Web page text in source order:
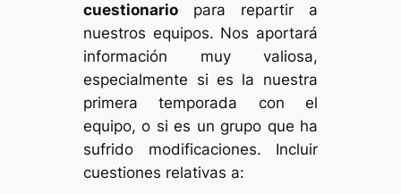
cuestionario para repartir a
nuestros equipos. Nos aportará
información muy valiosa,
especialmente si es la nuestra
primera temporada con el
equipo, o si es un grupo que ha
sufrido modificaciones. Incluir
cuestiones relativas a: